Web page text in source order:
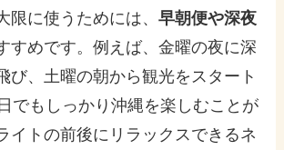
限に使うためには、早朝便や深夜
すめです。例えば、金曜の夜に深
び、土曜の朝から観光をスタート
でもしっかり沖縄を楽しむことが
イトの前後にリラックスできるネ